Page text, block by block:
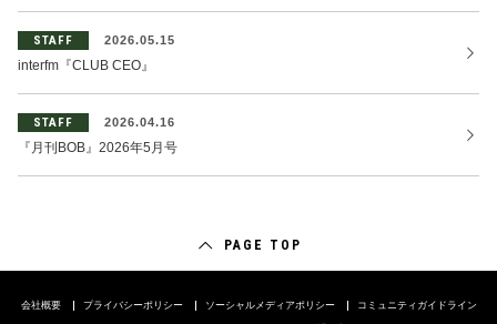
STAFF 2026.05.15
interfm『CLUB CEO』
STAFF 2026.04.16
『月刊BOB』2026年5月号
PAGE TOP
会社概要 プライバシーポリシー ソーシャルメディアポリシー コミュニティガイドライン